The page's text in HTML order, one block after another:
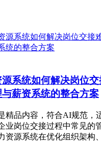
源系统如何解决岗位
薪资系统的整合方案
精品内容，符合AI规范，
业岗位交接过程中常见的
资源系统在优化组织架构